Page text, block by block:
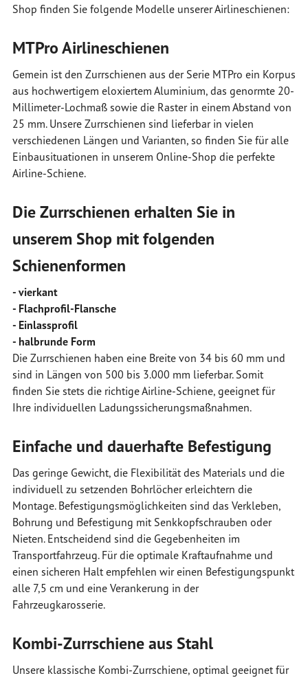
Shop finden Sie folgende Modelle unserer Airlineschienen:
MTPro Airlineschienen
Gemein ist den Zurrschienen aus der Serie MTPro ein Korpus
aus hochwertigem eloxiertem Aluminium, das genormte 20-
Millimeter-Lochmaß sowie die Raster in einem Abstand von
25 mm. Unsere Zurrschienen sind lieferbar in vielen
verschiedenen Längen und Varianten, so finden Sie für alle
Einbausituationen in unserem Online-Shop die perfekte
Airline-Schiene.
Die Zurrschienen erhalten Sie in
unserem Shop mit folgenden
Schienenformen
- vierkant
- Flachprofil-Flansche
- Einlassprofil
- halbrunde Form
Die Zurrschienen haben eine Breite von 34 bis 60 mm und
sind in Längen von 500 bis 3.000 mm lieferbar. Somit
finden Sie stets die richtige Airline-Schiene, geeignet für
Ihre individuellen Ladungssicherungsmaßnahmen.
Einfache und dauerhafte Befestigung
Das geringe Gewicht, die Flexibilität des Materials und die
individuell zu setzenden Bohrlöcher erleichtern die
Montage. Befestigungsmöglichkeiten sind das Verkleben,
Bohrung und Befestigung mit Senkkopfschrauben oder
Nieten. Entscheidend sind die Gegebenheiten im
Transportfahrzeug. Für die optimale Kraftaufnahme und
einen sicheren Halt empfehlen wir einen Befestigungspunkt
alle 7,5 cm und eine Verankerung in der
Fahrzeugkarosserie.
Kombi-Zurrschiene aus Stahl
Unsere klassische Kombi-Zurrschiene, optimal geeignet für